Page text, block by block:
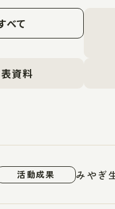
べて
資料
活動成果 みやぎ